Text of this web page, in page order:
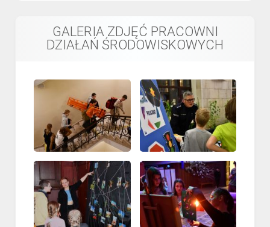
GALERIA ZDJĘĆ PRACOWNI
DZIAŁAŃ ŚRODOWISKOWYCH